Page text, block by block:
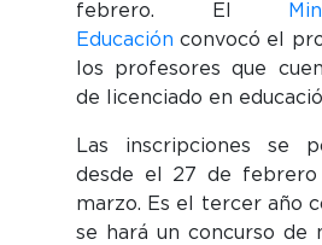
febrero. El
Educación convocó el
los profesores que
de licenciado en
Las inscripciones se
desde el 27 de
marzo. Es el tercer año
se hará un concurso de